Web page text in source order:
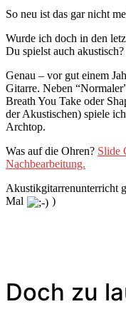
So neu ist das gar nicht
Wurde ich doch in den
Du spielst auch akustisch?
Genau – vor gut einem
Gitarre. Neben
Breath You Take oder
der Akustischen) spiele
Archtop.
Was auf die Ohren? Slide
Nachbearbeitung.
Akustikgitarrenunterricht
Mal
)
Doch zu